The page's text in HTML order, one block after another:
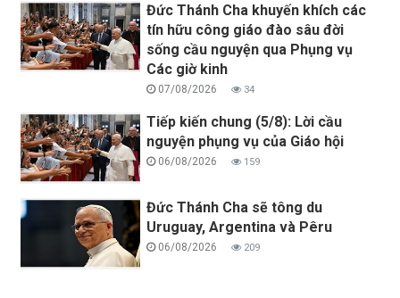
Đức Thánh Cha khuyến khích các
tín hữu công giáo đào sâu đời
sống cầu nguyện qua Phụng vụ
Các giờ kinh
07/08/2026 34
Tiếp kiến chung (5/8): Lời cầu
nguyện phụng vụ của Giáo hội
06/08/2026 159
Đức Thánh Cha sẽ tông du
Uruguay, Argentina và Pêru
06/08/2026 209